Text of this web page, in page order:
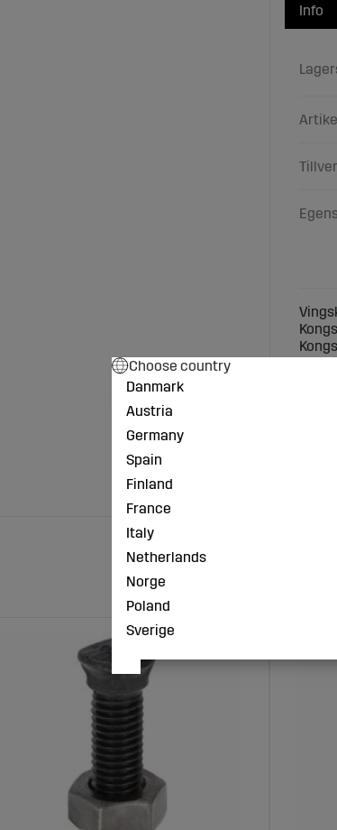
Info
Choose country
Danmark
Austria
Germany
Spain
Finland
France
Italy
Netherlands
Norge
Poland
Sverige